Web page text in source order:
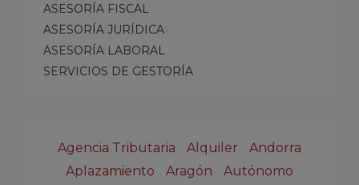
ASESORÍA FISCAL
ASESORÍA JURÍDICA
ASESORÍA LABORAL
SERVICIOS DE GESTORÍA
Agencia Tributaria Alquiler
Andorra
Aplazamiento
Aragón
Autónomo